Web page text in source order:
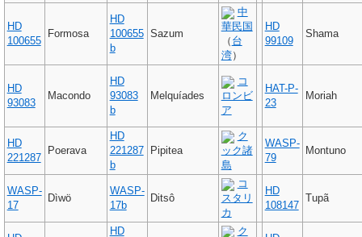
HD
100655
Formosa
HD
100655
b
Sazum
中
華民国
（ 台
湾）
HD
99109
Shama
HD
93083
Macondo
HD
93083
b
Melquíades
コ
ロンビ
ア
HAT-P-
23
Moriah
HD
221287
Poerava
HD
221287
b
Pipitea
ク
ック諸
島
WASP-
79
Montuno
WASP-
17
Dìwö
WASP-
17b
Ditsô
コ
スタリ
カ
HD
108147
Tupã
HD ク